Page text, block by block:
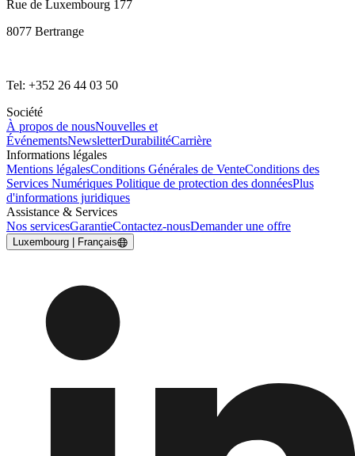
Rue de Luxembourg 177
8077 Bertrange
Tel: +352 26 44 03 50
Société
À propos de nousNouvelles et
ÉvénementsNewsletterDurabilitéCarrière
Informations légales
Mentions légalesConditions Générales de VenteConditions des
Services Numériques Politique de protection des donnéesPlus
d'informations juridiques
Assistance & Services
Nos servicesGarantieContactez-nousDemander une offre
Luxembourg | Français